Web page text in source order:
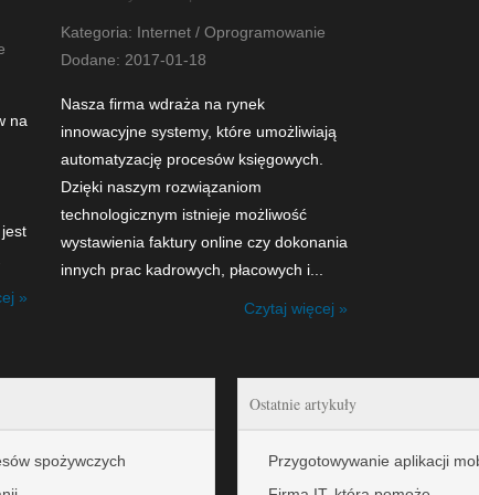
na
»
Kategoria: Internet / Oprogramowanie
Dodane: 2017-01-18
Nasza firma wdraża na rynek
innowacyjne systemy, które umożliwiają
automatyzację procesów księgowych.
Dzięki naszym rozwiązaniom
technologicznym istnieje możliwość
wystawienia faktury online czy dokonania
innych prac kadrowych, płacowych i...
Czytaj więcej »
spożywczych
Ostatnie artykuły
Przygotowywanie aplikacji